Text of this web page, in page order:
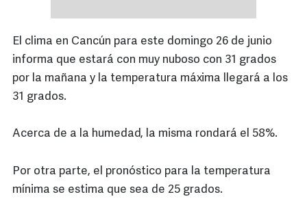
El clima en Cancún para este domingo 26 de junio
informa que estará con muy nuboso con 31 grados
por la mañana y la temperatura máxima llegará a los
31 grados.
Acerca de a la humedad, la misma rondará el 58%.
Por otra parte, el pronóstico para la temperatura
mínima se estima que sea de 25 grados.